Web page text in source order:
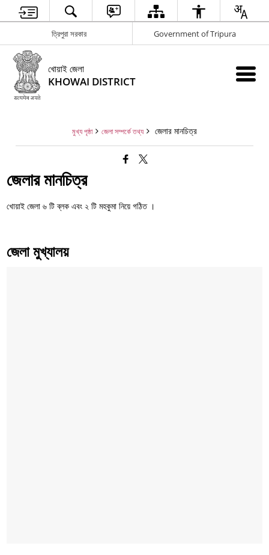
ত্রিপুরা সরকার Government of Tripura
খোয়াই জেলা
KHOWAI DISTRICT
মুখ্য পৃষ্ঠা জেলা সম্পর্কে তথ্য জেলার মানচিত্র
জেলার মানচিত্র
খোয়াই জেলা ৬ টি ব্লক এবং ২ টি মহকুমা নিয়ে গঠিত ।
জেলা মুখ্যালয়